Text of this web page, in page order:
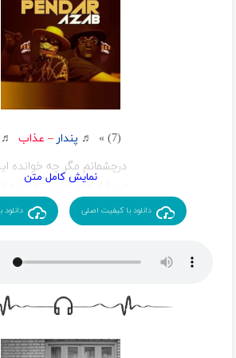
ماهی ماهی ماهی شدم امشب
کجای دریارو بگردم
ماهی ماهی ماهی هی میکشم
چرا هنوز پیدات نکردم
حق داره هرکی به حال این روزای
مگه یه برکه به ماهی دل
ماهی ماهی ماهی شدم امشب
کجای دریارو بگردم
ماهی ماهی ماهی هی میکشم
(7) » ♬ پندار – عذاب
♬
درچشمانم مگر چه خوانده
من را از خود چنین تو رانده ایه
پای این عشق چرا نمانده
سنگ است آخر مگر درون
درگیرم با تب جنون تو
خرابم خرابم ببین چه کرده
دانلود با کیفیت اصلی